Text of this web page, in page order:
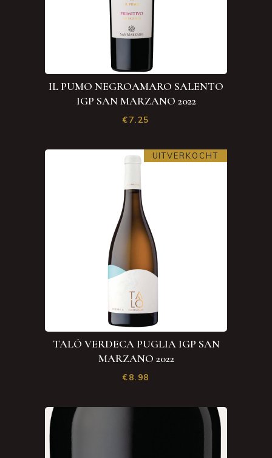
IL PUMO NEGROAMARO SALENTO
IGP SAN MARZANO 2022
€7.25
UITVERKOCHT
TALÓ VERDECA PUGLIA IGP SAN
MARZANO 2022
€8.98